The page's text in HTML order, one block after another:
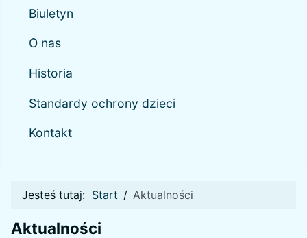
Biuletyn
O nas
Historia
Standardy ochrony dzieci
Kontakt
Jesteś tutaj: Start Aktualności
Aktualności